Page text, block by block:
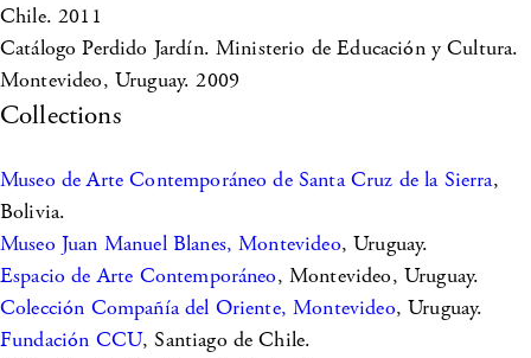
Chile. 2011
Catálogo Perdido Jardín. Ministerio de Educación y Cultura.
Montevideo, Uruguay. 2009
Collections
Museo de Arte Contemporáneo de Santa Cruz de la Sierra,
Bolivia.
Museo Juan Manuel Blanes, Montevideo, Uruguay.
Espacio de Arte Contemporáneo, Montevideo, Uruguay.
Colección Compañía del Oriente, Montevideo, Uruguay.
Fundación CCU, Santiago de Chile.